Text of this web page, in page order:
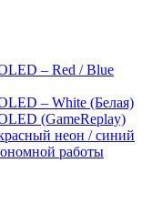
– Red / Blue
– White (Белая)
(GameReplay)
неон / синий
работы